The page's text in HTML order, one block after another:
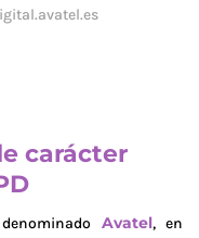
carácter
Avatel, en